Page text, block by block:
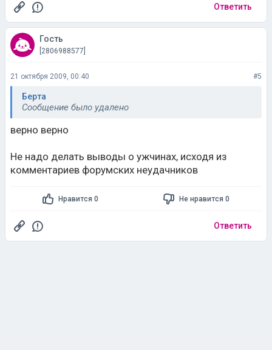
Ответить
Гость
[2806988577]
21 октября 2009, 00:40 #5
Берта
Сообщение было удалено
верно верно
Не надо делать выводы о ужчинах, исходя из
комментариев форумских неудачников
Нравится 0 Не нравится 0
Ответить